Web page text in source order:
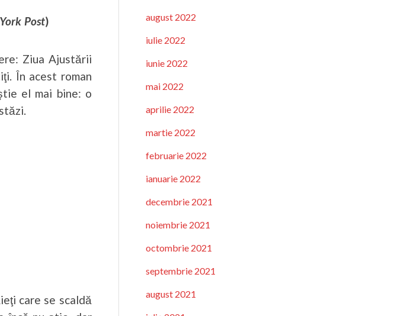
Post)
Ziua Ajustării
În acest roman
el mai bine: o
care se scaldă
august 2022
iulie 2022
iunie 2022
mai 2022
aprilie 2022
martie 2022
februarie 2022
ianuarie 2022
decembrie 2021
noiembrie 2021
octombrie 2021
septembrie 2021
august 2021